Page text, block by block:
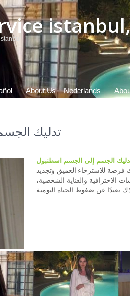
About Us – Nederlands
تدليك
الجسم إلى الجسم اسطنبول
فرصة للاسترخاء العميق وتجديد
والعناية الشخصية،